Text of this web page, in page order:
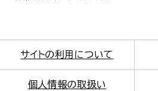
サイトの利用について
個人情報の取扱い